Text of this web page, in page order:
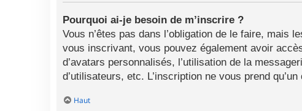
Pourquoi ai-je besoin de m’inscrire ?
Vous n’êtes pas dans l’obligation de le faire,
vous inscrivant, vous pouvez également avoir
d’avatars personnalisés, l’utilisation de la
d’utilisateurs, etc. L’inscription ne vous prend
Haut